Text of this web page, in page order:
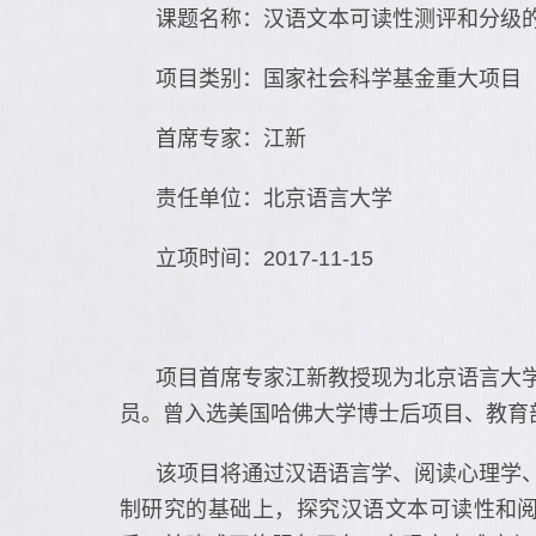
课题名称：汉语文本可读性测评和分级
项目类别：国家社会科学基金重大项目
首席专家：江新
责任单位：北京语言大学
立项时间：2017-11-15
项目首席专家江新教授现为北京语言大
员。曾入选美国哈佛大学博士后项目、教
该项目将通过汉语语言学、阅读心理学
制研究的基础上，探究汉语文本可读性和